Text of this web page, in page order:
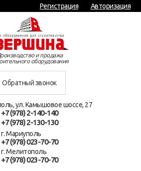
Регистрация Авторизация
и продажа
оборудования
Обратный звонок
ул. Камышовое шоссе, 27
+7 (978) 2-140-140
+7 (978) 2-130-130
г. Мариуполь
+7 (978) 023-70-70
г. Мелитополь
+7 (978) 023-70-70